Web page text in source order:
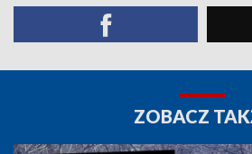
ZOBACZ